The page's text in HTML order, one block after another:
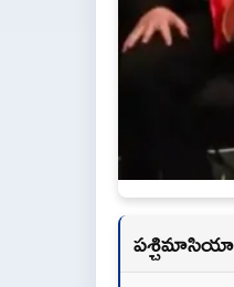
పశ్చిమాసియా